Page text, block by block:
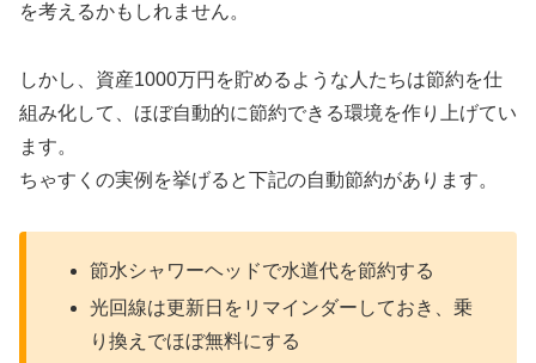
を考えるかもしれません。
しかし、資産1000万円を貯めるような人たちは節約を仕
組み化して、ほぼ自動的に節約できる環境を作り上げてい
ます。
ちゃすくの実例を挙げると下記の自動節約があります。
節水シャワーヘッドで水道代を節約する
光回線は更新日をリマインダーしておき、乗
り換えでほぼ無料にする